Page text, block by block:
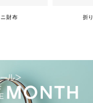
ニ財布 折